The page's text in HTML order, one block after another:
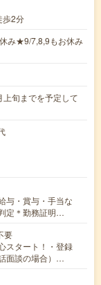
歩2分
み★9/7,8,9もお休み
旬までを予定して
与・賞与・手当な
定＊勤務証明…
要
スタート！・登録
面談の場合）…